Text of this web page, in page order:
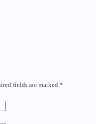
fields are marked *